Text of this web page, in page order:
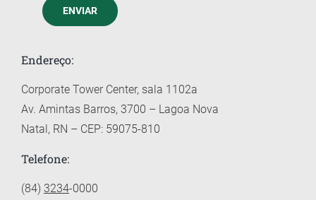
ENVIAR
Endereço:
Corporate Tower Center, sala 1102a
Av. Amintas Barros, 3700 – Lagoa Nova
Natal, RN – CEP: 59075-810
Telefone:
(84) 3234-0000